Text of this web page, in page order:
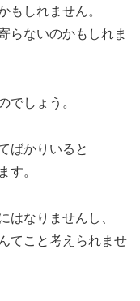
もしれません。
らないのかもしれま
でしょう。
ばかりいると
す。
はなりませんし、
てこと考えられませ